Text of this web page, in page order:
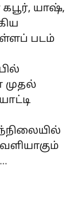
யாஷ்,
படம்
முதல்